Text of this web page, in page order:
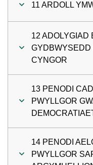
11 ARDOLL
12 ADOLYGIAD
GYDBWYSEDD
CYNGOR
13 PENODI
PWYLLGOR
14 PENODI
PWYLLGOR